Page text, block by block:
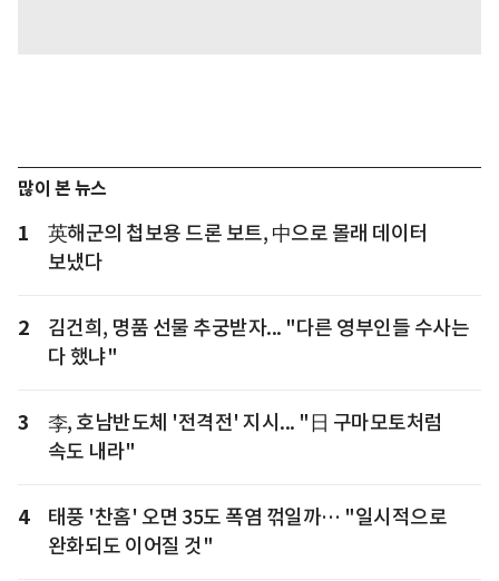
많이 본 뉴스
1
英해군의 첩보용 드론 보트, 中으로 몰래 데이터
보냈다
2
김건희, 명품 선물 추궁받자... "다른 영부인들 수사는
다 했냐"
3
李, 호남반도체 '전격전' 지시... "日 구마모토처럼
속도 내라"
4
태풍 '찬홈' 오면 35도 폭염 꺾일까… "일시적으로
완화되도 이어질 것"